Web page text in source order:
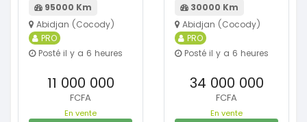
95000 Km
Abidjan (Cocody)
PRO
Posté il y a 6 heures
11 000 000
FCFA
En vente
30000 Km
Abidjan (Cocody)
PRO
Posté il y a 6 heures
34 000 000
FCFA
En vente